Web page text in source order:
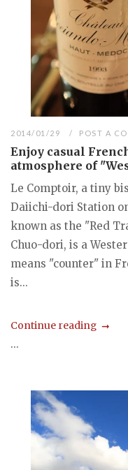
2014/01/29 POST A
Enjoy casual
atmosphere of
Le Comptoir, a tiny
Daiichi-dori Station
known as the "Red
Chuo-dori, is a
means "counter" in
is...
Continue reading
...